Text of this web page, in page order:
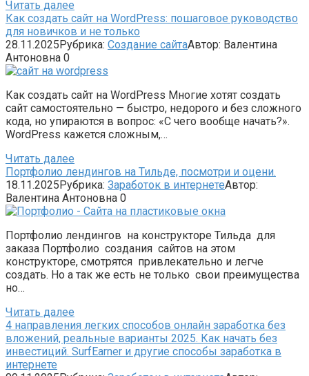
Читать далее
Как создать сайт на WordPress: пошаговое руководство
для новичков и не только
28.11.2025Рубрика: Создание сайтаАвтор: Валентина
Антоновна 0
Как создать сайт на WordPress Многие хотят создать
сайт самостоятельно — быстро, недорого и без сложного
кода, но упираются в вопрос: «С чего вообще начать?».
WordPress кажется сложным,…
Читать далее
Портфолио лендингов на Тильде, посмотри и оцени.
18.11.2025Рубрика: Заработок в интернетеАвтор:
Валентина Антоновна 0
Портфолио лендингов на конструкторе Тильда для
заказа Портфолио создания сайтов на этом
конструкторе, смотрятся привлекательно и легче
создать. Но а так же есть не только свои преимущества
но…
Читать далее
4 направления легких способов онлайн заработка без
вложений, реальные варианты 2025. Как начать без
инвестиций. SurfEarner и другие способы заработка в
интернете